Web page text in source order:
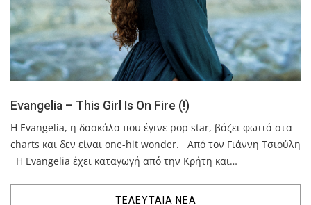
Evangelia – This Girl Is On Fire (!)
H Evangelia, η δασκάλα που έγινε pop star, βάζει φωτιά στα
charts και δεν είναι one-hit wonder. Από τον Γιάννη Τσιούλη
Η Evangelia έχει καταγωγή από την Κρήτη και…
ΤΕΛΕΥΤΑΙΑ ΝΕΑ